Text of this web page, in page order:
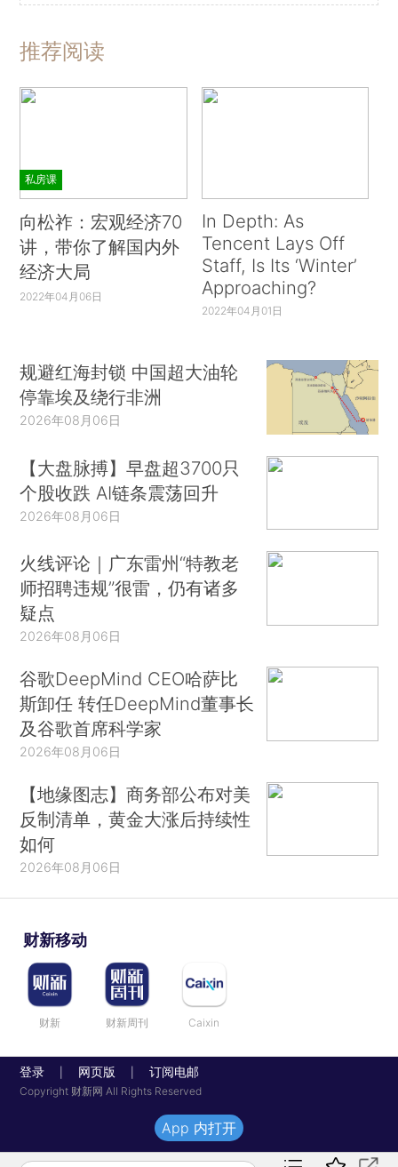
推荐阅读
私房课
向松祚：宏观经济70
讲，带你了解国内外
经济大局
2022年04月06日
In Depth: As
Tencent Lays Off
Staff, Is Its ‘Winter’
Approaching?
2022年04月01日
规避红海封锁 中国超大油轮
停靠埃及绕行非洲
2026年08月06日
【大盘脉搏】早盘超3700只
个股收跌 AI链条震荡回升
2026年08月06日
火线评论｜广东雷州“特教老
师招聘违规”很雷，仍有诸多
疑点
2026年08月06日
谷歌DeepMind CEO哈萨比
斯卸任 转任DeepMind董事长
及谷歌首席科学家
2026年08月06日
【地缘图志】商务部公布对美
反制清单，黄金大涨后持续性
如何
2026年08月06日
财新移动
财新 财新周刊 Caixin
登录 网页版 订阅电邮
Copyright 财新网 All Rights Reserved
App 内打开